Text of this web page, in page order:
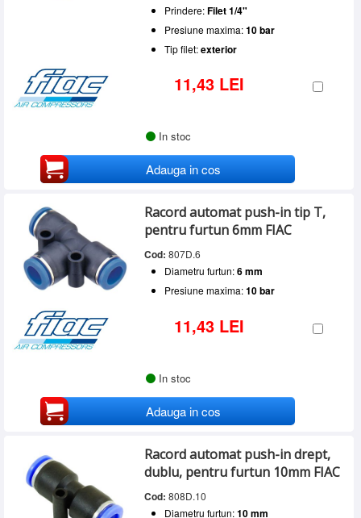
Prindere:Filet 1/4"
Presiune maxima:10 bar
Tip filet:exterior
11,43 LEI
In stoc
Adauga in cos
Racord automat push-in tip T,
pentru furtun 6mm FIAC
Cod: 807D.6
Diametru furtun:6 mm
Presiune maxima:10 bar
11,43 LEI
In stoc
Adauga in cos
Racord automat push-in drept,
dublu, pentru furtun 10mm FIAC
Cod: 808D.10
Diametru furtun:10 mm